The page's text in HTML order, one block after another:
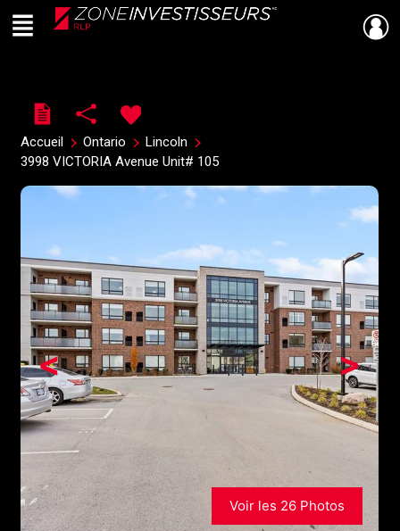
Live
En Direct
Menu
Accueil Ontario
Lincoln
3998 VICTORIA Avenue Unit# 105
>
<
Voir les 26 Photos